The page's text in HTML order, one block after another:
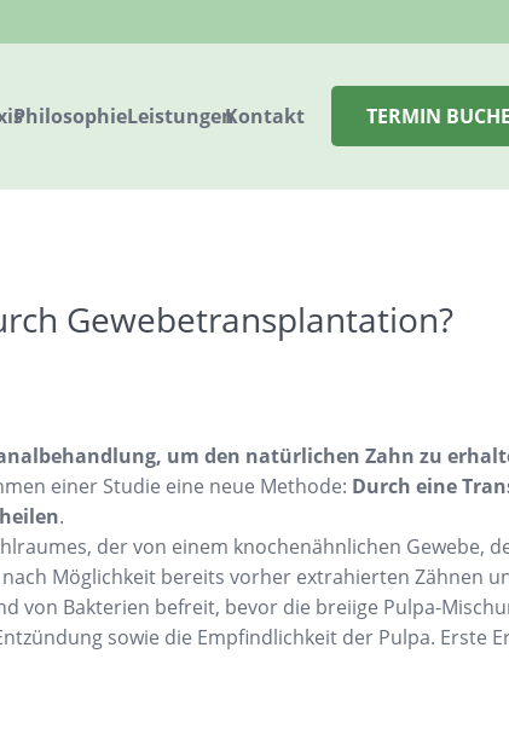
PhilosophieLeistungenKontakt TERMIN
Gewebetransplantation?
um den natürlichen Zahn zu
einer Studie eine neue Methode: Durch eine
.
der von einem knochenähnlichen Gewebe,
Möglichkeit bereits vorher extrahierten Zähnen
von Bakterien befreit, bevor die breiige Pulpa-
sowie die Empfindlichkeit der Pulpa. Erste